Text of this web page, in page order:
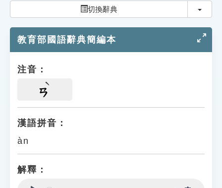
切換辭典 切換
教育部國語辭典簡編本
注音：
ㄢ
漢語拼音：
àn
解釋：